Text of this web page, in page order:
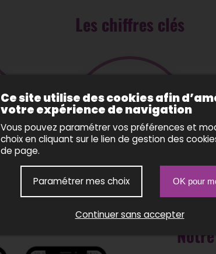
Les chiffres clés
44,167
pages consultées
Ce site utilise des cookies afin
votre expérience de navigation
Vous pouvez paramétrer vos préférences et
choix en cliquant sur le lien de gestion des
de page.
Paramétrer mes choix OK pour
Continuer sans accepter